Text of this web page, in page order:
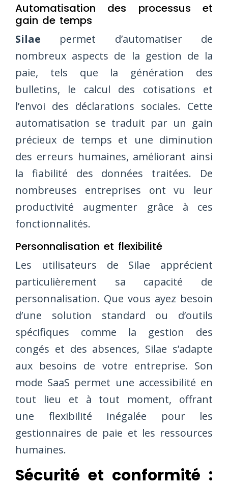
Automatisation des processus et
gain de temps
Silae permet d’automatiser de
nombreux aspects de la gestion de la
paie, tels que la génération des
bulletins, le calcul des cotisations et
l’envoi des déclarations sociales. Cette
automatisation se traduit par un gain
précieux de temps et une diminution
des erreurs humaines, améliorant ainsi
la fiabilité des données traitées. De
nombreuses entreprises ont vu leur
productivité augmenter grâce à ces
fonctionnalités.
Personnalisation et flexibilité
Les utilisateurs de Silae apprécient
particulièrement sa capacité de
personnalisation. Que vous ayez besoin
d’une solution standard ou d’outils
spécifiques comme la gestion des
congés et des absences, Silae s’adapte
aux besoins de votre entreprise. Son
mode SaaS permet une accessibilité en
tout lieu et à tout moment, offrant
une flexibilité inégalée pour les
gestionnaires de paie et les ressources
humaines.
Sécurité et conformité :